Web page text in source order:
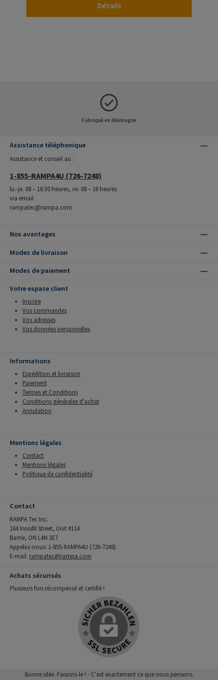
Détails
Fabriqué en Allemagne
Assistance téléphonique
Assistance et conseil au :
1-855-RAMPA4U (726-7248)
lu.-je. 08 – 16:30 heures, ve. 08 – 16 heures
via email
rampatec@rampa.com
Nos avantages
Modes de livraison
Modes de paiement
Votre espace client
Inscrire
Vos commandes
Vos adresses
Vos données personnelles
Informations
Expédition et livraison
Paiement
Termes et Conditions
Conditions générales d'achat
Annulation
Mentions légales
Contact
Mentions légales
Politique de confidentialité
Contact
RAMPA Tec Inc.
164 Innisfil Street, Unit #114
Barrie, ON L4N 3E7
Appelez-nous: 1-855-RAMPA4U (726-7248)
E-mail: rampatec@rampa.com
Achats sécurisés
Plusieurs fois récompensé et certifié !
Bonne idée. Faisons-le ! - C'est exactement ce que nous pensons.